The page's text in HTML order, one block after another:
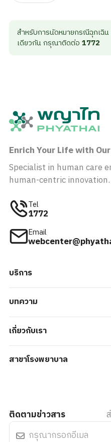
สำหรับการนัดหมายกรณีฉุกเฉิ
เดียวกัน กรุณาติดต่อ 1772
Enrich Your Life with
Specialist in human care
human-centric innovation.
Tel
1772
Email
บริการ
บทความ
เกี่ยวกับเรา
สาขาโรงพยาบาล
ติดตามข่าวสาร